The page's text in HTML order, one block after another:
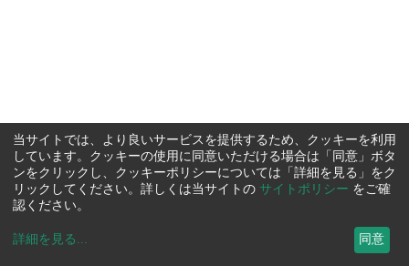
当サイトでは、より良いサービスを提供するため、クッキーを利用
しています。クッキーの使用に同意いただける場合は「同意」ボタ
ンをクリックし、クッキーポリシーについては「詳細を見る」をク
リックしてください。詳しくは当サイトの サイトポリシー をご確
認ください。
詳細を見る ... 同意